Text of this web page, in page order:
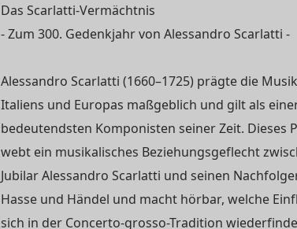
Das Scarlatti-Vermächtnis
- Zum 300. Gedenkjahr von Alessandro Scarlatti -
Alessandro Scarlatti (1660–1725) prägte die
Italiens und Europas maßgeblich und gilt als
bedeutendsten Komponisten seiner Zeit. Dieses
webt ein musikalisches Beziehungsgeflecht
Jubilar Alessandro Scarlatti und seinen
Hasse und Händel und macht hörbar, welche
sich in der Concerto-grosso-Tradition